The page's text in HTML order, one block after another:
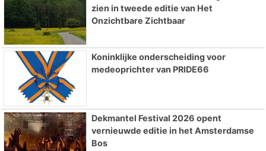
zien in tweede editie van Het
Onzichtbare Zichtbaar
Koninklijke onderscheiding voor
medeoprichter van PRIDE66
Dekmantel Festival 2026 opent
vernieuwde editie in het Amsterdamse
Bos